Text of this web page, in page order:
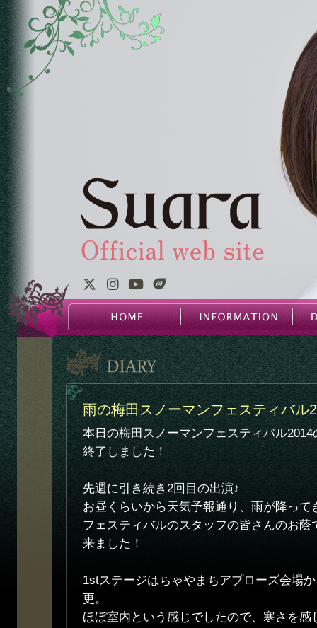
雨の梅田スノーマンフェスティバ
本日の梅田スノーマンフェスティバル
終了しました！
先週に引き続き2回目の出演♪
お昼くらいから天気予報通り、雨が降って
フェスティバルのスタッフの皆さんのお蔭
来ました！
1stステージはちゃやまちアプローズ会場
更。
ほぼ室内という感じでしたので、寒さを感